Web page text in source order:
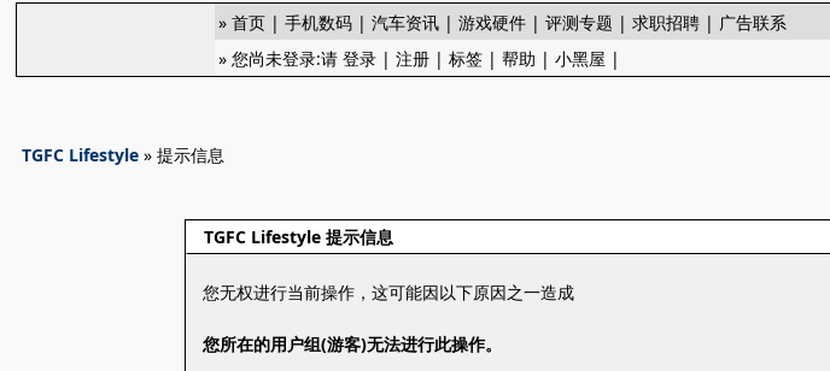
»首页 |手机数码 |汽车资讯 |游戏硬件 |评测专题 |求职招聘 | 广告联系
» 您尚未登录:请登录 |注册 |标签 |帮助 |小黑屋 |
TGFC Lifestyle » 提示信息
TGFC Lifestyle 提示信息
您无权进行当前操作，这可能因以下原因之一造成
您所在的用户组(游客)无法进行此操作。